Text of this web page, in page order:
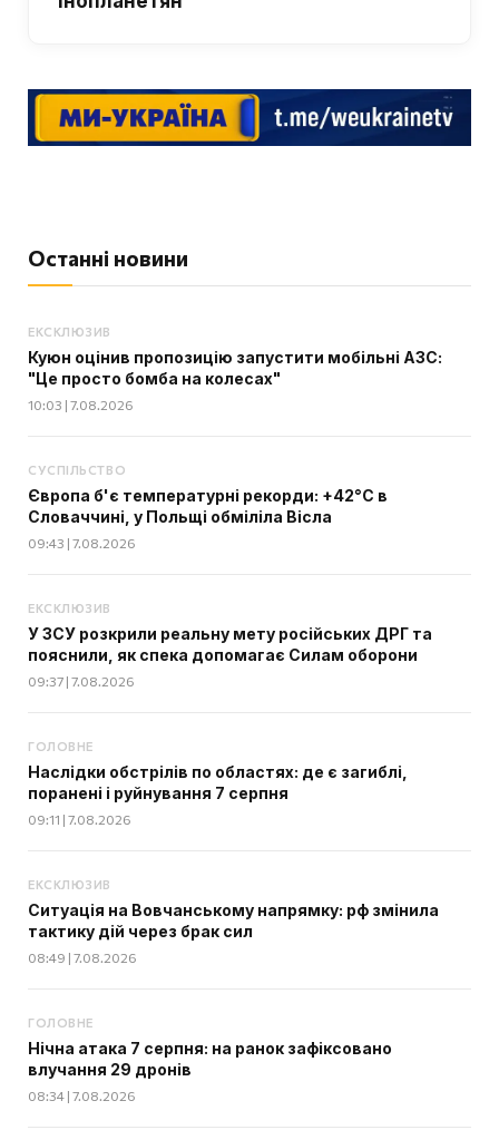
Останні новини
ЕКСКЛЮЗИВ
Куюн оцінив пропозицію запустити мобільні АЗС:
"Це просто бомба на колесах"
10:03 | 7.08.2026
СУСПІЛЬСТВО
Європа б'є температурні рекорди: +42°C в
Словаччині, у Польщі обміліла Вісла
09:43 | 7.08.2026
ЕКСКЛЮЗИВ
У ЗСУ розкрили реальну мету російських ДРГ та
пояснили, як спека допомагає Силам оборони
09:37 | 7.08.2026
ГОЛОВНЕ
Наслідки обстрілів по областях: де є загиблі,
поранені і руйнування 7 серпня
09:11 | 7.08.2026
ЕКСКЛЮЗИВ
Ситуація на Вовчанському напрямку: рф змінила
тактику дій через брак сил
08:49 | 7.08.2026
ГОЛОВНЕ
Нічна атака 7 серпня: на ранок зафіксовано
влучання 29 дронів
08:34 | 7.08.2026